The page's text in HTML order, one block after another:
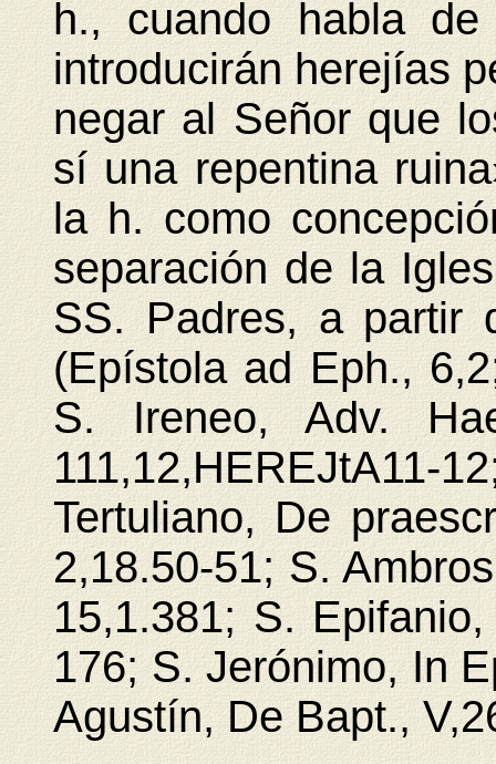
h., cuando habla
introducirán herejías
negar al Señor que
sí una repentina
la h. como
separación de la
SS. Padres, a partir
(Epístola ad Eph.,
S. Ireneo, Adv.
111,12,HEREJtA11-
Tertuliano, De
2,18.50-51; S.
15,1.381; S.
176; S. Jerónimo, In
Agustín, De Bapt.,